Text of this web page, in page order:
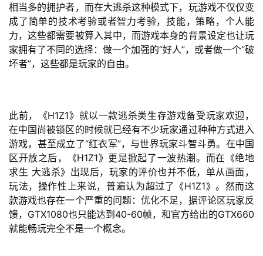
游
茶
原
创
业
界
手
机
游
戏
相当多的拥护者，而在大逃杀这种模式下，玩游戏不仅仅变
成了简单的技术考验或者智力考验，技能，策略，个人能
力，这些都需要被算入其中，而游戏本身的背景设定也让玩
家拥有了不同的选择：做一个加强的“好人”，或者做一个“破
坏者”，这些都是玩家的自由。
此前，《H1Z1》就以一款逃杀类生存游戏备受玩家欢迎，
在中国尚被锁区的时候就已经有不少玩家通过种种方式进入
游戏，甚至成立了“红衣军”，与世界玩家斗智斗勇。在中国
区开放之后，《H1Z1》更是掀起了一波热潮。而在《绝地
求生 大逃杀》出现后，玩家的评价也并不低，单从画面，
玩法，操作性上来说，普遍认为超过了《H1Z1》。然而这
款游戏也存在一个严重的问题：优化不足，据评论区玩家反
馈，GTX1080也只能达到40-60帧，和官方给出的GTX660
就能畅玩完全不是一个概念。